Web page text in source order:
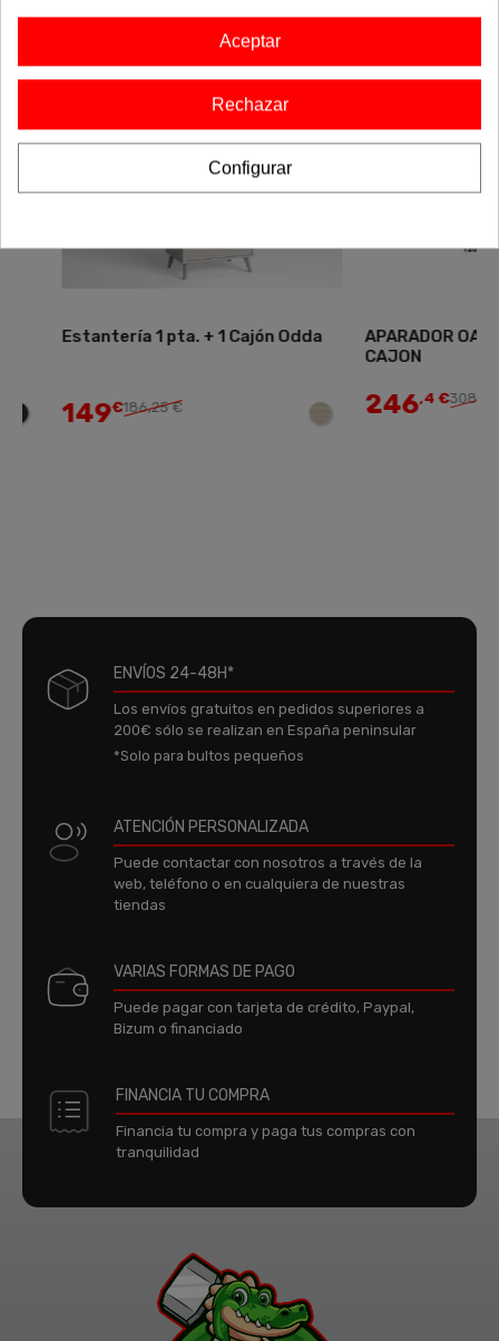
Estantería 1 pta. + 1 Cajón Odda
149€ 186,25 €
APARADOR OASIS
CAJON
246,4 €308,00 €
ENVÍOS 24-48H*
Los envíos gratuitos en pedidos superiores a
200€ sólo se realizan en España peninsular
*Solo para bultos pequeños
ATENCIÓN PERSONALIZADA
Puede contactar con nosotros a través de la
web, teléfono o en cualquiera de nuestras
tiendas
VARIAS FORMAS DE PAGO
Puede pagar con tarjeta de crédito, Paypal,
Bizum o financiado
FINANCIA TU COMPRA
Financia tu compra y paga tus compras con
tranquilidad
Aceptar
Rechazar
Configurar